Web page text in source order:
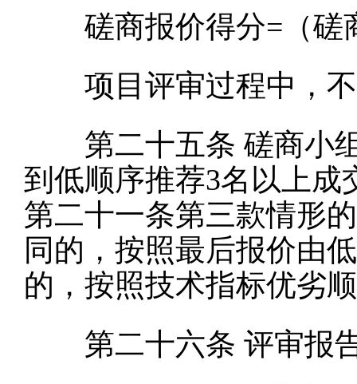
磋商报价得分=（磋
项目评审过程中，不
第二十五条 磋商小
到低顺序推荐3名以上
第二十一条第三款情形
同的，按照最后报价由
的，按照技术指标优劣
第二十六条 评审报